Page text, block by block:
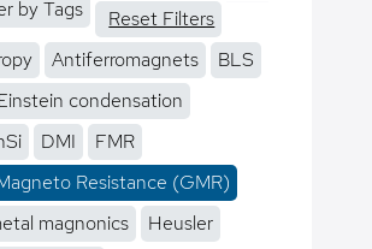
by Tags
Reset Filters
Antiferromagnets
BLS
condensation
DMI
FMR
Resistance (GMR)
magnonics
Heusler